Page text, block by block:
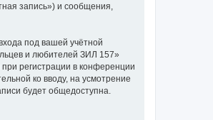
запись») и сообщения,
под вашей учётной
и любителей ЗИЛ 157»
регистрации в конференции
ко вводу, на усмотрение
будет общедоступна.